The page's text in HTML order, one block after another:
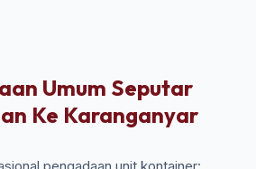
Umum Seputar
Ke Karanganyar